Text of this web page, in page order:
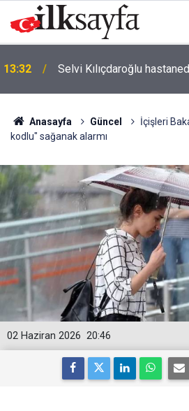
13:00
anısına film geceleri
Anasayfa Güncel
İçişleri
kodlu" sağanak alarmı
20:46
02 Haziran 2026